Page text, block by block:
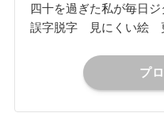
四十を過ぎた私が毎日ジ
誤字脱字 見にくい絵
プ